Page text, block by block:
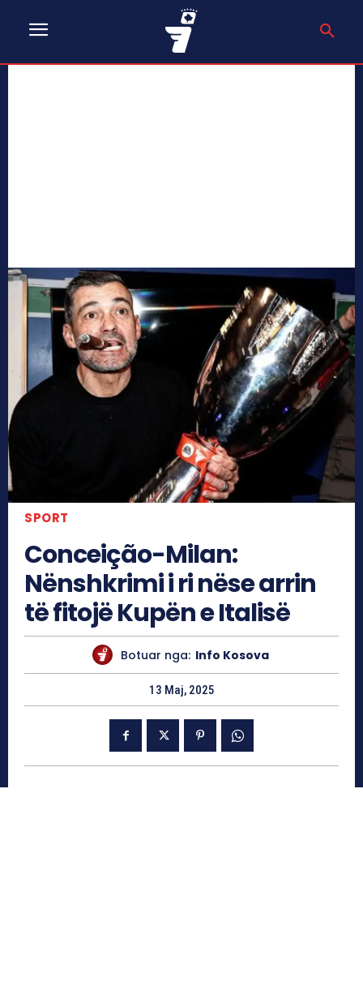
SPORT
Conceição-Milan:
Nënshkrimi i ri nëse arrin
të fitojë Kupën e Italisë
Botuar nga: Info Kosova
13 Maj, 2025